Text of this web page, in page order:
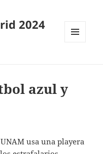
2024
azul y
usa una playera